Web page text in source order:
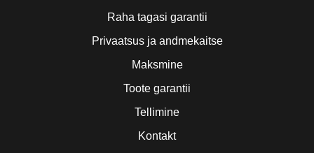
Raha tagasi garantii
Privaatsus ja andmekaitse
Maksmine
Toote garantii
Tellimine
Kontakt